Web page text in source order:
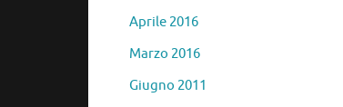
Aprile 2016
Marzo 2016
Giugno 2011